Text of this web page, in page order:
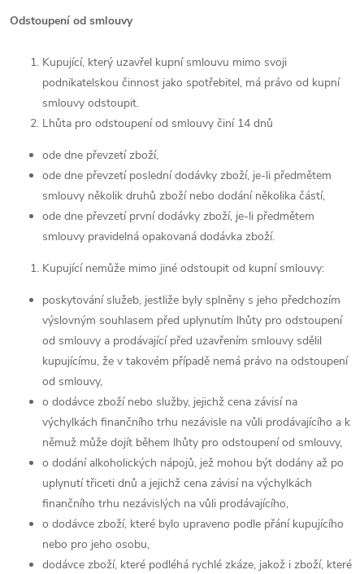
Odstoupení od smlouvy
Kupující, který uzavřel kupní smlouvu mimo svoji
podnikatelskou činnost jako spotřebitel, má právo od kupní
smlouvy odstoupit.
Lhůta pro odstoupení od smlouvy činí 14 dnů
ode dne převzetí zboží,
ode dne převzetí poslední dodávky zboží, je-li předmětem
smlouvy několik druhů zboží nebo dodání několika částí,
ode dne převzetí první dodávky zboží, je-li předmětem
smlouvy pravidelná opakovaná dodávka zboží.
Kupující nemůže mimo jiné odstoupit od kupní smlouvy:
poskytování služeb, jestliže byly splněny s jeho předchozím
výslovným souhlasem před uplynutím lhůty pro odstoupení
od smlouvy a prodávající před uzavřením smlouvy sdělil
kupujícímu, že v takovém případě nemá právo na odstoupení
od smlouvy,
o dodávce zboží nebo služby, jejichž cena závisí na
výchylkách finančního trhu nezávisle na vůli prodávajícího a k
němuž může dojít během lhůty pro odstoupení od smlouvy,
o dodání alkoholických nápojů, jež mohou být dodány až po
uplynutí třiceti dnů a jejichž cena závisí na výchylkách
finančního trhu nezávislých na vůli prodávajícího,
o dodávce zboží, které bylo upraveno podle přání kupujícího
nebo pro jeho osobu,
dodávce zboží, které podléhá rychlé zkáze, jakož i zboží, které